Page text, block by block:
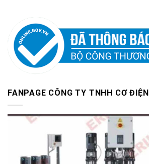
FANPAGE CÔNG TY TNHH CƠ